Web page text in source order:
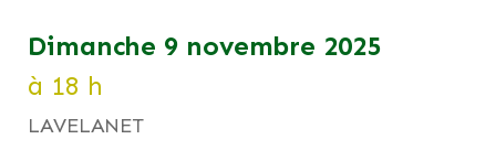
dimanche 9 novembre 2025
à 18 h
LAVELANET